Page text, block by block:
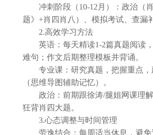
冲刺阶段（10-12月）：政治（肖
题》+肖四肖八）、模拟考试、查漏
2.高效学习方法
英语：每天精读1-2篇真题阅读，
难句；作文后期整理模板并背诵。
专业课：研究真题，把握重点，
（思维导图辅助记忆）。
政治：前期跟徐涛/腿姐网课理解
狂背肖四大题。
3.心态调整与时间管理
劳逸结合：每周适当休息，避免